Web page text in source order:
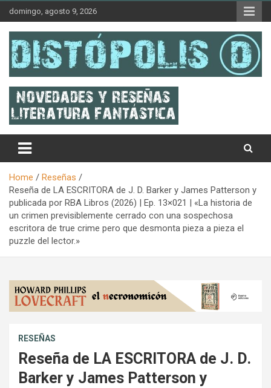
Skip
content
domingo, agosto 9, 2026
Distópolis
Home
Reseñas
Reseña de LA ESCRITORA de J. D. Barker y James Patterson y
publicada por RBA Libros (2026) | Ep. 13×021 | «La historia de
un crimen previsiblemente cerrado con una sospechosa
escritora de true crime pero que desmonta pieza a pieza el
puzzle del lector.»
RESEÑAS
Reseña de LA ESCRITORA de J. D.
Barker y James Patterson y